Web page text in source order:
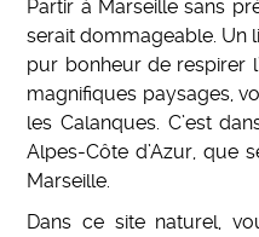
Partir à Marseille sans
serait dommageable. Un
pur bonheur de respirer
magnifiques paysages,
les Calanques. C’est
Alpes-Côte d’Azur, que
Marseille.
Dans ce site naturel,